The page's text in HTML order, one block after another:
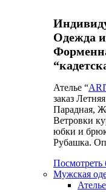
Одежда
Ателье “
заказ
Парадная,
Ветровки
юбки и
Рубашка.
Посмотреть
Мужская